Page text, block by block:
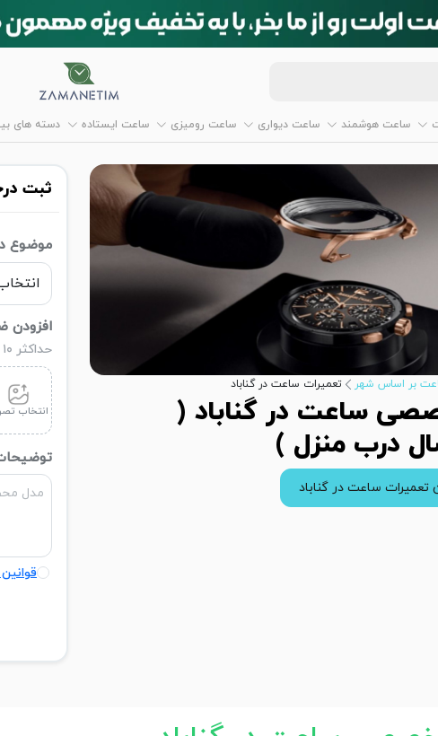
ساعت هوشمند ساعت دیواری ساعت رومیزی ساعت ایستاده دسته های
بر اساس شهر تعمیرات ساعت در گناباد
ساعت در گناباد (
درب منزل )
تعمیرات ساعت در گناباد
ثبت
موضوع
افزودن
حداکثر ۱۰ تصویر، هر کدام حداکثر ۵ مگابایت
انتخاب